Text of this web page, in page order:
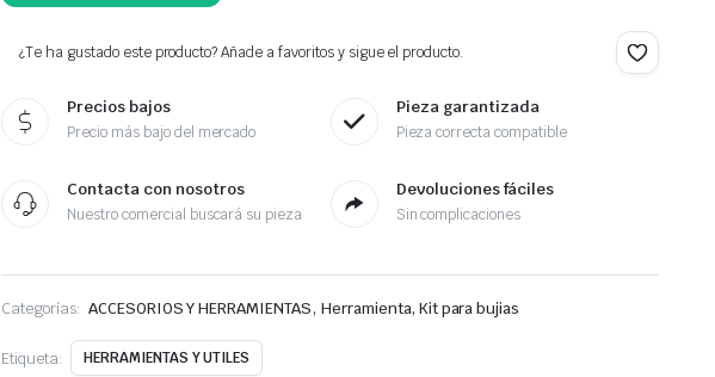
¿Te ha gustado este producto? Añade a favoritos y sigue el producto.
Precios bajos
Precio más bajo del mercado
Pieza garantizada
Pieza correcta compatible
Contacta con nosotros
Nuestro comercial buscará su pieza
Devoluciones fáciles
Sin complicaciones
Categorías: ACCESORIOS Y HERRAMIENTAS, Herramienta, Kit para bujias
Etiqueta: HERRAMIENTAS Y UTILES